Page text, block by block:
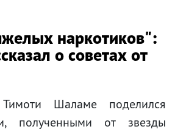
наркотиков":
о советах от
Шаламе поделился
полученными от звезды